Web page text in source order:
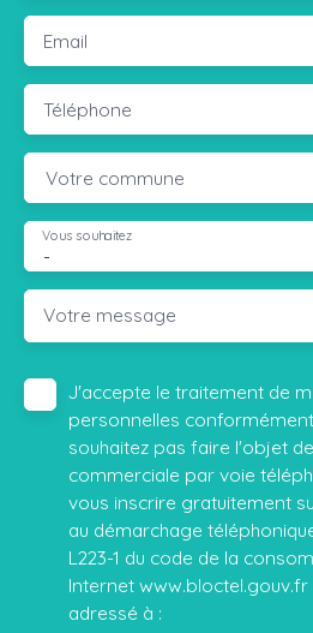
Email
Téléphone
Votre commune
-
Vous souhaitez
Votre message
J'accepte le traitement de
personnelles conformément
souhaitez pas faire l'objet
commerciale par voie
vous inscrire gratuitement
au démarchage
L223-1 du code de la
Internet
adressé à :